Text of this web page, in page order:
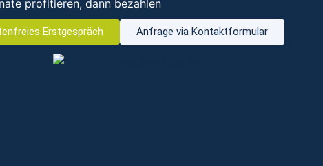
profitieren, dann bezahlen
Erstgespräch Anfrage via Kontaktformular